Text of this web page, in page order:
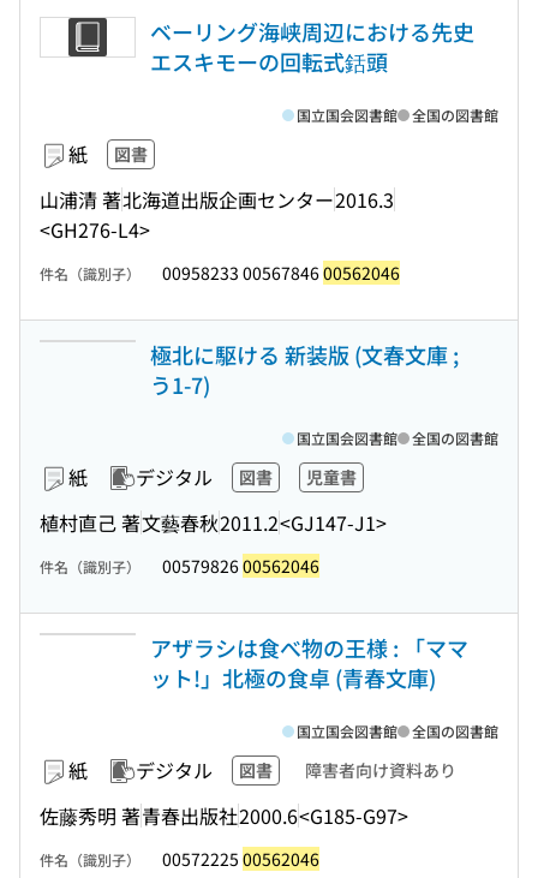
ベーリング海峡周辺における先史
エスキモーの回転式銛頭
紙 図書
山浦清 著北海道出版企画センター2016.3
<GH276-L4>
国立国会図書館 全国の図書館
件名（識別子） 00958233 0056784600562046
極北に駆ける 新装版 (文春文庫 ;
う1-7)
紙 デジタル 図書 児童書
植村直己 著文藝春秋2011.2<GJ147-J1>
国立国会図書館 全国の図書館
件名（識別子） 0057982600562046
アザラシは食べ物の王様 : 「ママ
ット!」北極の食卓 (青春文庫)
紙 デジタル 図書 障害者向け資料あり
佐藤秀明 著青春出版社2000.6<G185-G97>
国立国会図書館 全国の図書館
件名（識別子） 00572225 00562046